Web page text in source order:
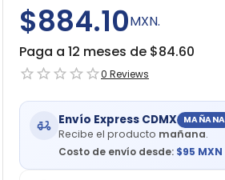
$884.10MXN.
Paga a 12 meses de $84.60
0 Reviews
Envío Express CDMX MAÑANA
Recibe el producto mañana.
Costo de envío desde:$95 MXN